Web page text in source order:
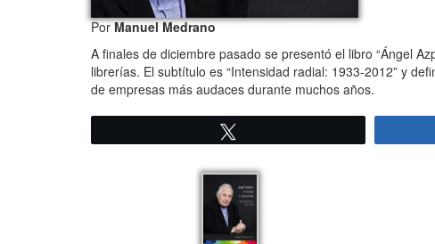
PorManuel Medrano
A finales de diciembre pasado se presentó el libro “Ángel
librerías. El subtítulo es “Intensidad radial: 1933-2012” y
de empresas más audaces durante muchos años.